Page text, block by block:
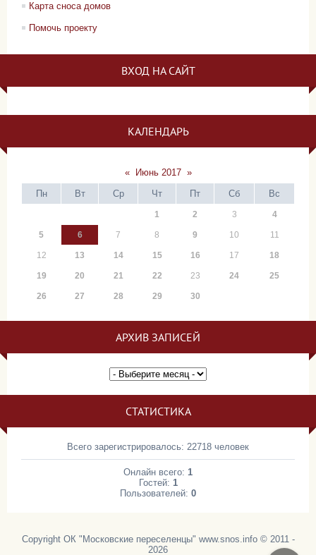
Карта сноса домов
Помочь проекту
ВХОД НА САЙТ
КАЛЕНДАРЬ
« Июнь 2017 »
Пн
Вт Ср Чт Пт Сб Вс
1 2 3 4
5 6 7 8 9 10 11
12 13 14 15 16 17 18
19 20 21 22 23 24 25
26 27 28 29 30
АРХИВ ЗАПИСЕЙ
СТАТИСТИКА
Всего зарегистрировалось: 22718 человек
Онлайн всего: 1
Гостей: 1
Пользователей: 0
Copyright ОК "Московские переселенцы" www.snos.info © 2011 -
2026